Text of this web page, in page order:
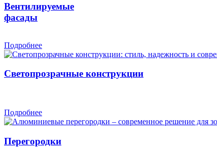
Вентилируемые
фасады
Подробнее
Светопрозрачные конструкции
Подробнее
Перегородки